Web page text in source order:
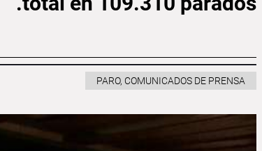
PARO, COMUNICADOS DE PRENSA